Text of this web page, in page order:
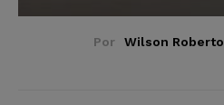
Por Wilson Roberto